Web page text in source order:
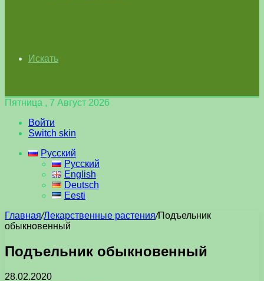
Искать
Пятница , 7 Август 2026
Войти
Switch skin
Русский
Русский
English
Deutsch
Eesti
Главная/Лекарственные растения/Подъельник
обыкновенный
Подъельник обыкновенный
28.02.2020